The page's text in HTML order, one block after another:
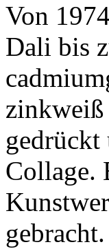
Von
Dali bis
gedrückt
Collage.
gebracht.